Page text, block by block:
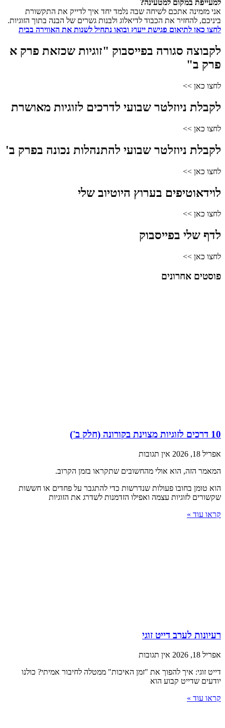
למעייפת במקום למטעינה?
אני מזמינה אתכם לשיחה שבה נלמד יחד איך לדייק את התקשורת
ביניכם, להחזיר את הכבוד לדיאלוג ולבנות גשרים של הבנה בתוך הזוגיות.
לחצו כאן לתיאום פגישת ייעוץ ובואו נתחיל לשנות את האווירה בבית
לקבוצה סגורה בפייסבוק "זוגיות שכזאת פרק א
פרק ב"
לחצו כאן >>
לקבלת ניוזלטר שבועי לדרכים לזוגיות מאושרת
לחצו כאן >>
לקבלת ניוזלטר שבועי להתנהלות נכונה בפרק ב'
לחצו כאן >>
לוידאוטיפים בערוץ היוטיוב שלי
לחצו כאן >>
לדף שלי בפייסבוק
לחצו כאן >>
פוסטים אחרונים
10 דרכים לזוגיות מצוינת בקורונה (חלק ב')
אפריל 18, 2026
אין תגובות
המאמר הזה, הוא אולי מהחשובים שתקראו בזמן הקרוב.
הוא טומן בחובו פעולות שנדרשות כדי להתגבר על פחדים או חששות
שקשורים לזוגיות עצמה ואפילו הזדמנות לשדרג את הזוגיות
קראו עוד »
רעיונות לערב דייט זוגי
אפריל 18, 2026
אין תגובות
דייט זוגי: איך להפוך את "זמן האיכות" ממטלה לחיבור אמיתי? כולנו
יודעים שדייט קבוע הוא
קראו עוד »